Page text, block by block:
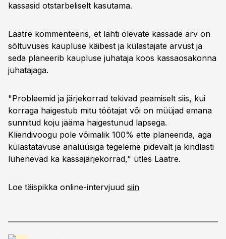
kassasid otstarbeliselt kasutama.
Laatre kommenteeris, et lahti olevate kassade arv on
sõltuvuses kaupluse käibest ja külastajate arvust ja
seda planeerib kaupluse juhataja koos kassaosakonna
juhatajaga.
"Probleemid ja järjekorrad tekivad peamiselt siis, kui
korraga haigestub mitu töötajat või on müüjad emana
sunnitud koju jääma haigestunud lapsega.
Kliendivoogu pole võimalik 100% ette planeerida, aga
külastatavuse analüüsiga tegeleme pidevalt ja kindlasti
lühenevad ka kassajärjekorrad," ütles Laatre.
Loe täispikka online-intervjuud siin